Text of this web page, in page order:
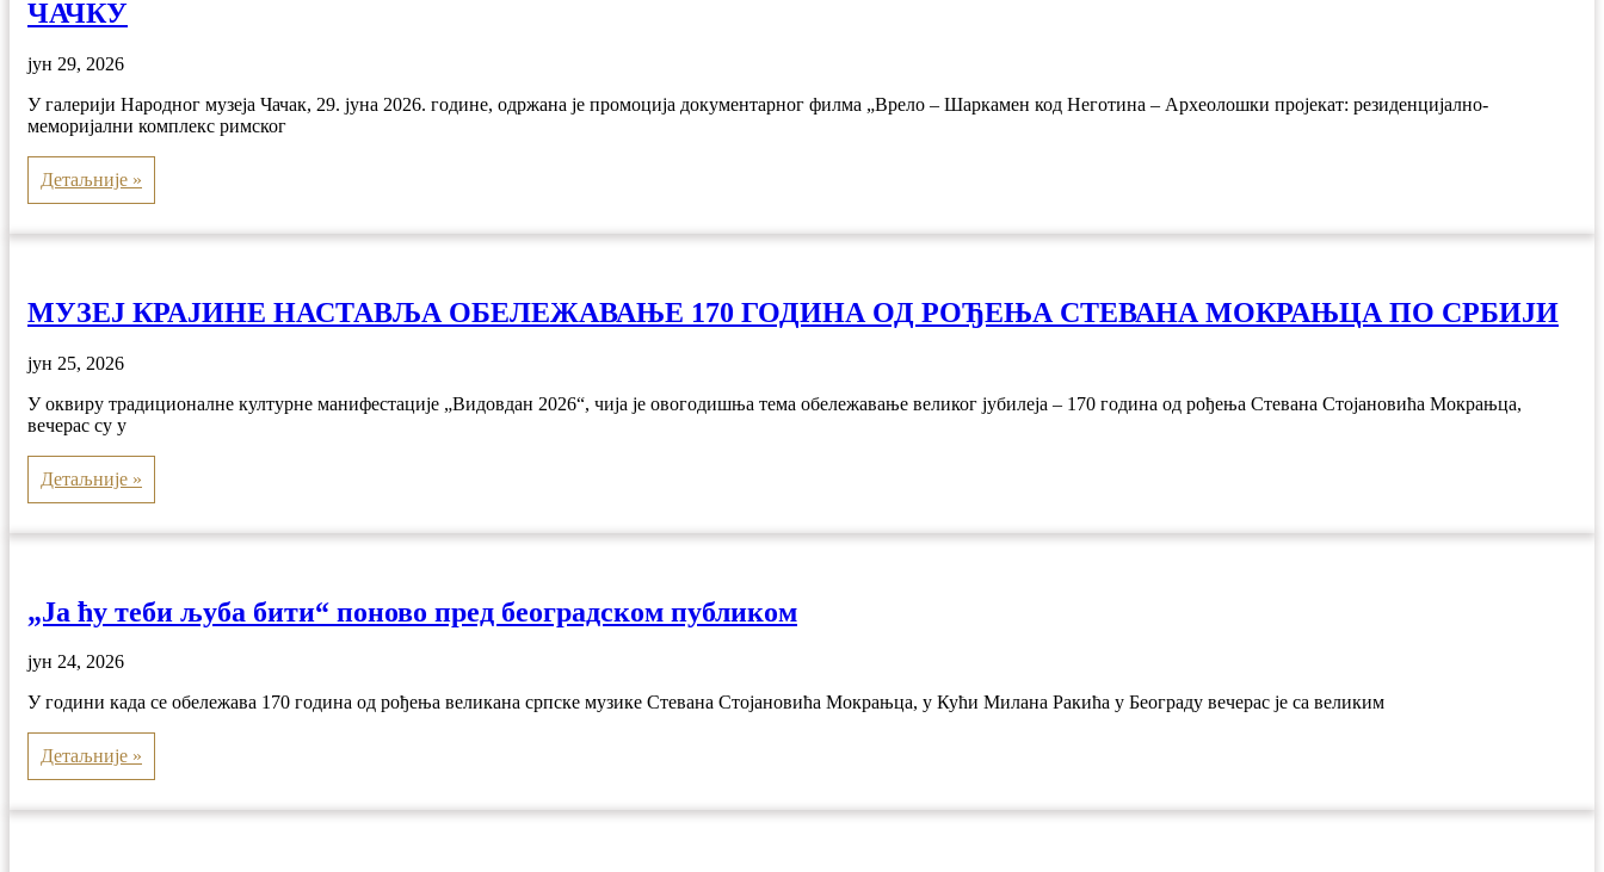
ЧАЧКУ
јун 29, 2026
У галерији Народног музеја Чачак, 29. јуна 2026. године, одржана је промоција документарног филма „Врело – Шаркамен код Неготина – Археолошки пројекат: резиденцијално-
меморијални комплекс римског
Детаљније »
МУЗЕЈ КРАЈИНЕ НАСТАВЉА ОБЕЛЕЖАВАЊЕ 170 ГОДИНА ОД РОЂЕЊА СТЕВАНА МОКРАЊЦА ПО СРБИЈИ
јун 25, 2026
У оквиру традиционалне културне манифестације „Видовдан 2026“, чија је овогодишња тема обележавање великог јубилеја – 170 година од рођења Стевана Стојановића Мокрањца,
вечерас су у
Детаљније »
„Ја ћу теби љуба бити“ поново пред београдском публиком
јун 24, 2026
У години када се обележава 170 година од рођења великана српске музике Стевана Стојановића Мокрањца, у Кући Милана Ракића у Београду вечерас је са великим
Детаљније »